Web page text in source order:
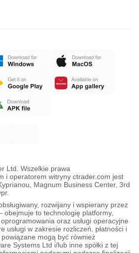
Ltd. Wszelkie prawa
i operatorem witryny ctrader.com jest
Magnum Business Center, 3rd
rozwijany i wspierany przez
to technologię platformy,
oraz usługi operacyjne
usługi w zakresie rozliczeń, płatności i
mogą być również
Systems Ltd i/lub inne spółki z tej